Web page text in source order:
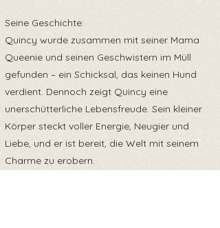
Seine Geschichte:
Quincy wurde zusammen mit seiner Mama
Queenie und seinen Geschwistern im Müll
gefunden – ein Schicksal, das keinen Hund
verdient. Dennoch zeigt Quincy eine
unerschütterliche Lebensfreude. Sein kleiner
Körper steckt voller Energie, Neugier und
Liebe, und er ist bereit, die Welt mit seinem
Charme zu erobern.